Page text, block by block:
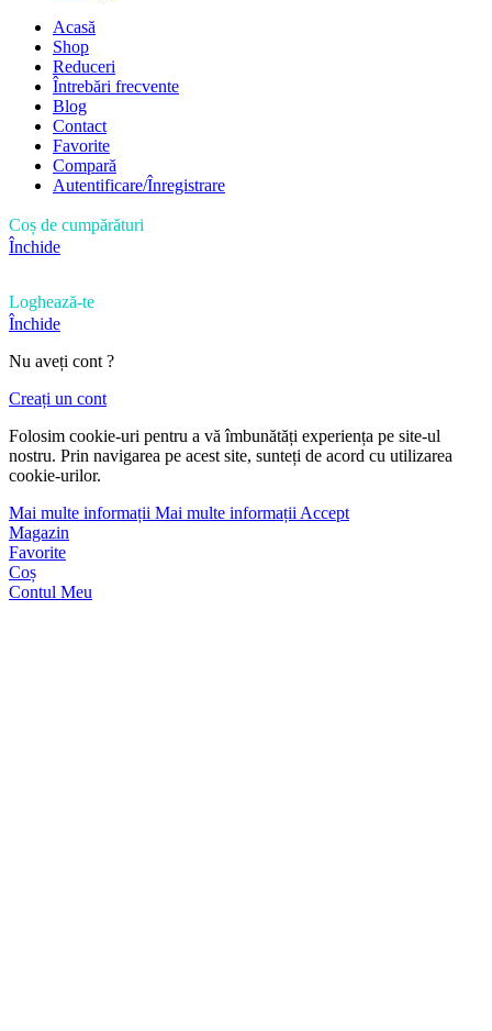
Acasă
Shop
Reduceri
Întrebări frecvente
Blog
Contact
Favorite
Compară
Autentificare/Înregistrare
Coș de cumpărături
Închide
Loghează-te
Închide
Nu aveți cont ?
Creați un cont
Folosim cookie-uri pentru a vă îmbunătăți experiența pe site-ul
nostru. Prin navigarea pe acest site, sunteți de acord cu utilizarea
cookie-urilor.
Mai multe informații Mai multe informații Accept
Magazin
Favorite
Coș
Contul Meu